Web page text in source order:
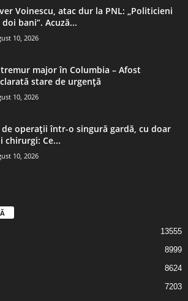
Voinescu, atac dur la PNL: „Politicieni
doi bani”. Acuză...
10, 2026
major în Columbia – Afost
stare de urgenţă
10, 2026
de operații într-o singură gardă, cu doar
chirurgi: Ce...
10, 2026
13555
8999
8624
7203